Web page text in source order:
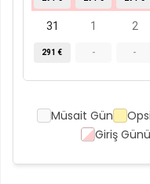
31
291 €
1
-
2
-
Müsait Gün
Giriş Günü